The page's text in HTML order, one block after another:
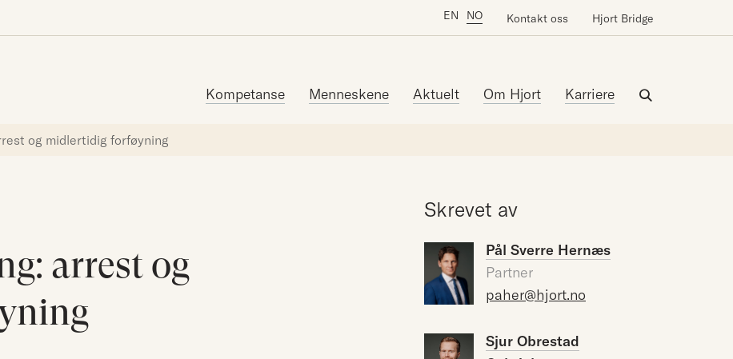
EN NO Kontakt oss Hjort Bridge
Kompetanse Menneskene Aktuelt Om Hjort Karriere
og midlertidig forføyning
arrest og
Skrevet av
Pål Sverre Hernæs
Partner
paher@hjort.no
Sjur Obrestad